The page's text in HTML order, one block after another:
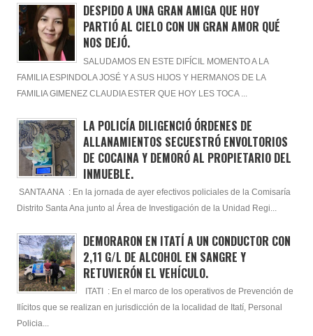
DESPIDO A UNA GRAN AMIGA QUE HOY
PARTIÓ AL CIELO CON UN GRAN AMOR QUÉ
NOS DEJÓ.
SALUDAMOS EN ESTE DIFÍCIL MOMENTO A LA
FAMILIA ESPINDOLA JOSÉ Y A SUS HIJOS Y HERMANOS DE LA
FAMILIA GIMENEZ CLAUDIA ESTER QUE HOY LES TOCA ...
LA POLICÍA DILIGENCIÓ ÓRDENES DE
ALLANAMIENTOS SECUESTRÓ ENVOLTORIOS
DE COCAINA Y DEMORÓ AL PROPIETARIO DEL
INMUEBLE.
SANTA ANA : En la jornada de ayer efectivos policiales de la Comisaría
Distrito Santa Ana junto al Área de Investigación de la Unidad Regi...
DEMORARON EN ITATÍ A UN CONDUCTOR CON
2,11 G/L DE ALCOHOL EN SANGRE Y
RETUVIERÓN EL VEHÍCULO.
ITATI : En el marco de los operativos de Prevención de
Ilícitos que se realizan en jurisdicción de la localidad de Itatí, Personal
Policia...